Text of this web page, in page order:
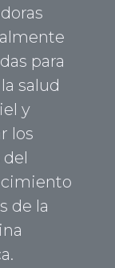
para
salud
y
los
de la